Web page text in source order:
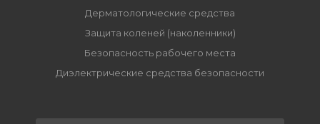
Дерматологические средства
Защита коленей (наколенники)
Безопасность рабочего места
Диэлектрические средства безопасности